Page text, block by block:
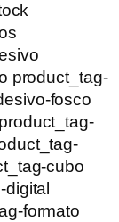
product_tag-
fosco
cubo
formato